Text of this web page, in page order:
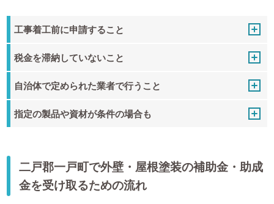
工事着工前に申請すること
税金を滞納していないこと
自治体で定められた業者で行うこと
指定の製品や資材が条件の場合も
二戸郡一戸町で外壁・屋根塗装の補助金・助成
金を受け取るための流れ